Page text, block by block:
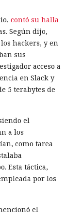
no
sino que
en
por su cuenta.
idiomas
y de
y la gestión
perfiles
dirigir
y un guion
mediante
contó su halla
Según dijo,
hackers, y en
sus
acceso a
en Slack y
5 terabytes de
el
a los
como tarea
Esta táctica,
por los
el